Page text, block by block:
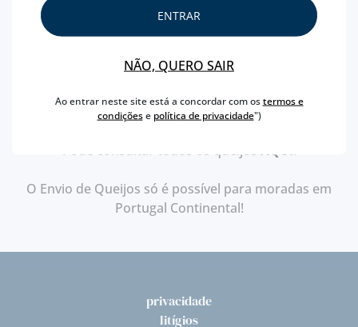
Convidamo-lo a fazer parte da nossa família Manuel
Tavares e experimentar o serviço personalizado e o
compromisso com a qualidade que temos vindo a
prestar há mais de 163 anos.
Pode consultar todos os queijos AQUI!
O Envio de Queijos só é possível para moradas em
Portugal Continental!
privacidade
litígios
ENTRAR
NÃO, QUERO SAIR
Ao entrar neste site está a concordar com ostermos e
condiçõese política de privacidade")